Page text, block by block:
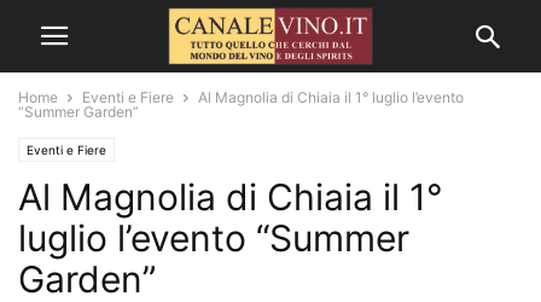
Home Eventi e Fiere
Al Magnolia di Chiaia il 1° luglio l’evento
“Summer Garden”
Eventi e Fiere
Al Magnolia di Chiaia il 1°
luglio l’evento “Summer
Garden”